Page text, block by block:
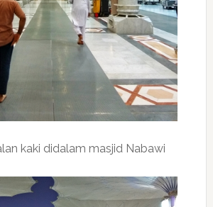
kaki didalam masjid Nabawi